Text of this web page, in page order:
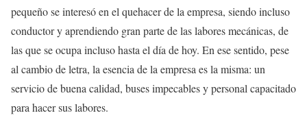
pequeño se interesó en el quehacer de la empresa, siendo incluso
conductor y aprendiendo gran parte de las labores mecánicas, de
las que se ocupa incluso hasta el día de hoy. En ese sentido, pese
al cambio de letra, la esencia de la empresa es la misma: un
servicio de buena calidad, buses impecables y personal capacitado
para hacer sus labores.